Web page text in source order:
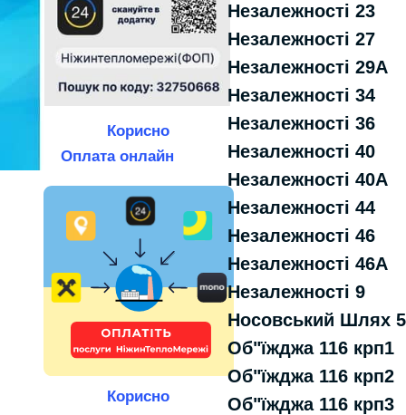
Корисно
Оплата онлайн
Корисно
Незалежності 23
Незалежності 27
Незалежності 29А
Незалежності 34
Незалежності 36
Незалежності 40
Незалежності 40А
Незалежності 44
Незалежності 46
Незалежності 46А
Незалежності 9
Носовський Шлях
Об"їжджа 116 крп1
Об"їжджа 116 крп2
Об"їжджа 116 крп3